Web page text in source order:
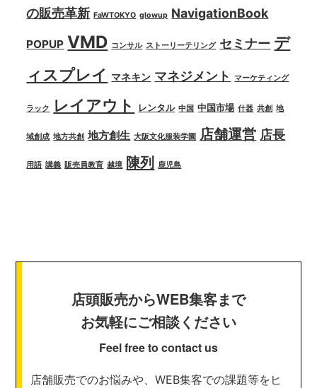
の販売革新 FaWTOKYO glowup NavigationBook
POPUP VMD コンサル ストーリーテリング セミナー デ
ィスプレイ マネキン マネジメント マーケティング
ラック レイアウト レンタル 中国 中国市場 什器 共創 地
域創成 地方共創 地方創生 大阪文化服装学園 店舗運営 店長
用語 講義 販売員教育 越境 陳列 鹿児島
店頭販売からWEB集客まで
お気軽にご相談ください
Feel free to contact us
店舗販売でのお悩みや、WEB集客での課題等をヒ